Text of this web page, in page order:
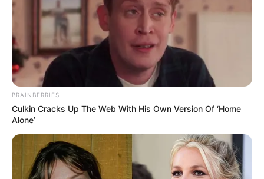
BRAINBERRIES
Culkin Cracks Up The Web With His Own Version Of ‘Home
Alone’